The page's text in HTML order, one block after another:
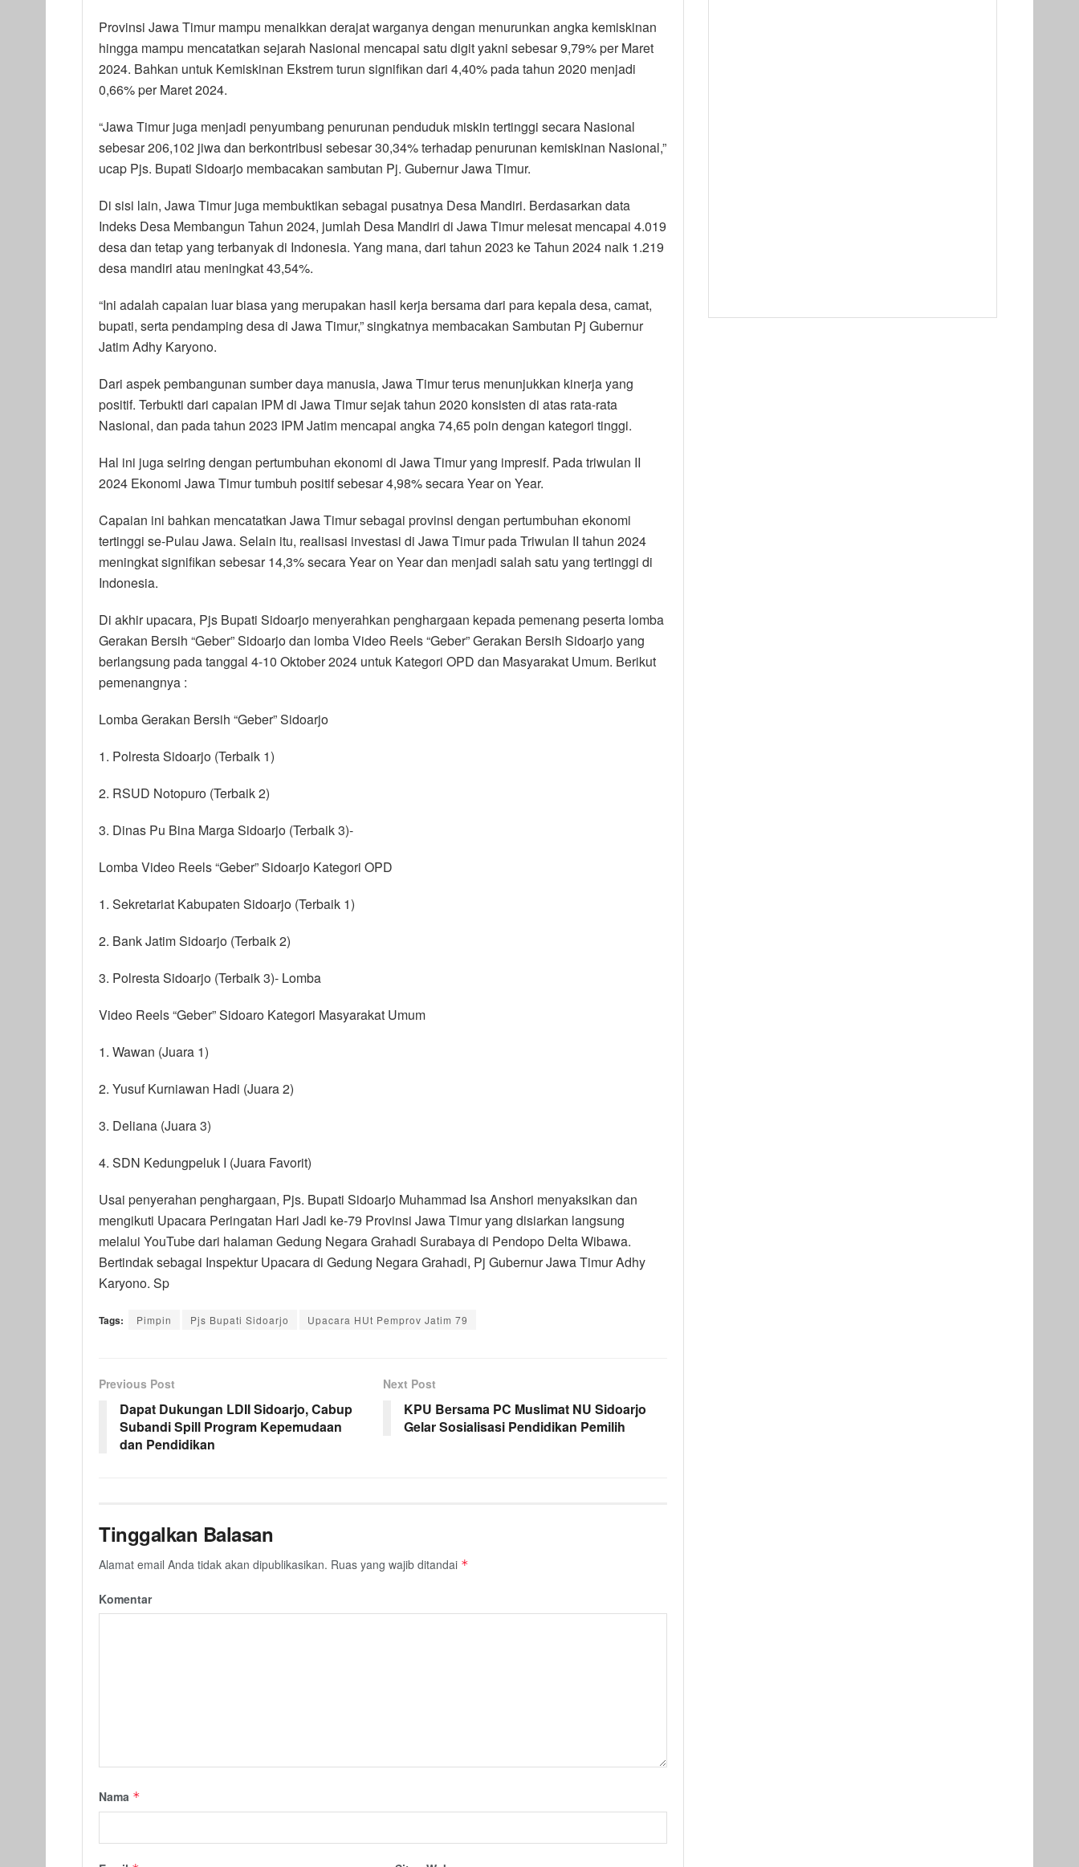
Provinsi Jawa Timur mampu menaikkan derajat warganya dengan menurunkan angka kemiskinan
hingga mampu mencatatkan sejarah Nasional mencapai satu digit yakni sebesar 9,79% per Maret
2024. Bahkan untuk Kemiskinan Ekstrem turun signifikan dari 4,40% pada tahun 2020 menjadi
0,66% per Maret 2024.
“Jawa Timur juga menjadi penyumbang penurunan penduduk miskin tertinggi secara Nasional
sebesar 206,102 jiwa dan berkontribusi sebesar 30,34% terhadap penurunan kemiskinan Nasional,”
ucap Pjs. Bupati Sidoarjo membacakan sambutan Pj. Gubernur Jawa Timur.
Di sisi lain, Jawa Timur juga membuktikan sebagai pusatnya Desa Mandiri. Berdasarkan data
Indeks Desa Membangun Tahun 2024, jumlah Desa Mandiri di Jawa Timur melesat mencapai 4.019
desa dan tetap yang terbanyak di Indonesia. Yang mana, dari tahun 2023 ke Tahun 2024 naik 1.219
desa mandiri atau meningkat 43,54%.
“Ini adalah capaian luar biasa yang merupakan hasil kerja bersama dari para kepala desa, camat,
bupati, serta pendamping desa di Jawa Timur,” singkatnya membacakan Sambutan Pj Gubernur
Jatim Adhy Karyono.
Dari aspek pembangunan sumber daya manusia, Jawa Timur terus menunjukkan kinerja yang
positif. Terbukti dari capaian IPM di Jawa Timur sejak tahun 2020 konsisten di atas rata-rata
Nasional, dan pada tahun 2023 IPM Jatim mencapai angka 74,65 poin dengan kategori tinggi.
Hal ini juga seiring dengan pertumbuhan ekonomi di Jawa Timur yang impresif. Pada triwulan II
2024 Ekonomi Jawa Timur tumbuh positif sebesar 4,98% secara Year on Year.
Capaian ini bahkan mencatatkan Jawa Timur sebagai provinsi dengan pertumbuhan ekonomi
tertinggi se-Pulau Jawa. Selain itu, realisasi investasi di Jawa Timur pada Triwulan II tahun 2024
meningkat signifikan sebesar 14,3% secara Year on Year dan menjadi salah satu yang tertinggi di
Indonesia.
Di akhir upacara, Pjs Bupati Sidoarjo menyerahkan penghargaan kepada pemenang peserta lomba
Gerakan Bersih “Geber” Sidoarjo dan lomba Video Reels “Geber” Gerakan Bersih Sidoarjo yang
berlangsung pada tanggal 4-10 Oktober 2024 untuk Kategori OPD dan Masyarakat Umum. Berikut
pemenangnya :
Lomba Gerakan Bersih “Geber” Sidoarjo
1. Polresta Sidoarjo (Terbaik 1)
2. RSUD Notopuro (Terbaik 2)
3. Dinas Pu Bina Marga Sidoarjo (Terbaik 3)-
Lomba Video Reels “Geber” Sidoarjo Kategori OPD
1. Sekretariat Kabupaten Sidoarjo (Terbaik 1)
2. Bank Jatim Sidoarjo (Terbaik 2)
3. Polresta Sidoarjo (Terbaik 3)- Lomba
Video Reels “Geber” Sidoaro Kategori Masyarakat Umum
1. Wawan (Juara 1)
2. Yusuf Kurniawan Hadi (Juara 2)
3. Deliana (Juara 3)
4. SDN Kedungpeluk I (Juara Favorit)
Usai penyerahan penghargaan, Pjs. Bupati Sidoarjo Muhammad Isa Anshori menyaksikan dan
mengikuti Upacara Peringatan Hari Jadi ke-79 Provinsi Jawa Timur yang disiarkan langsung
melalui YouTube dari halaman Gedung Negara Grahadi Surabaya di Pendopo Delta Wibawa.
Bertindak sebagai Inspektur Upacara di Gedung Negara Grahadi, Pj Gubernur Jawa Timur Adhy
Karyono. Sp
Tags: Pimpin Pjs Bupati Sidoarjo Upacara HUt Pemprov Jatim 79
Previous Post
Dapat Dukungan LDII Sidoarjo, Cabup
Subandi Spill Program Kepemudaan
dan Pendidikan
Next Post
KPU Bersama PC Muslimat NU Sidoarjo
Gelar Sosialisasi Pendidikan Pemilih
Tinggalkan Balasan
Alamat email Anda tidak akan dipublikasikan. Ruas yang wajib ditandai *
Komentar
Nama *